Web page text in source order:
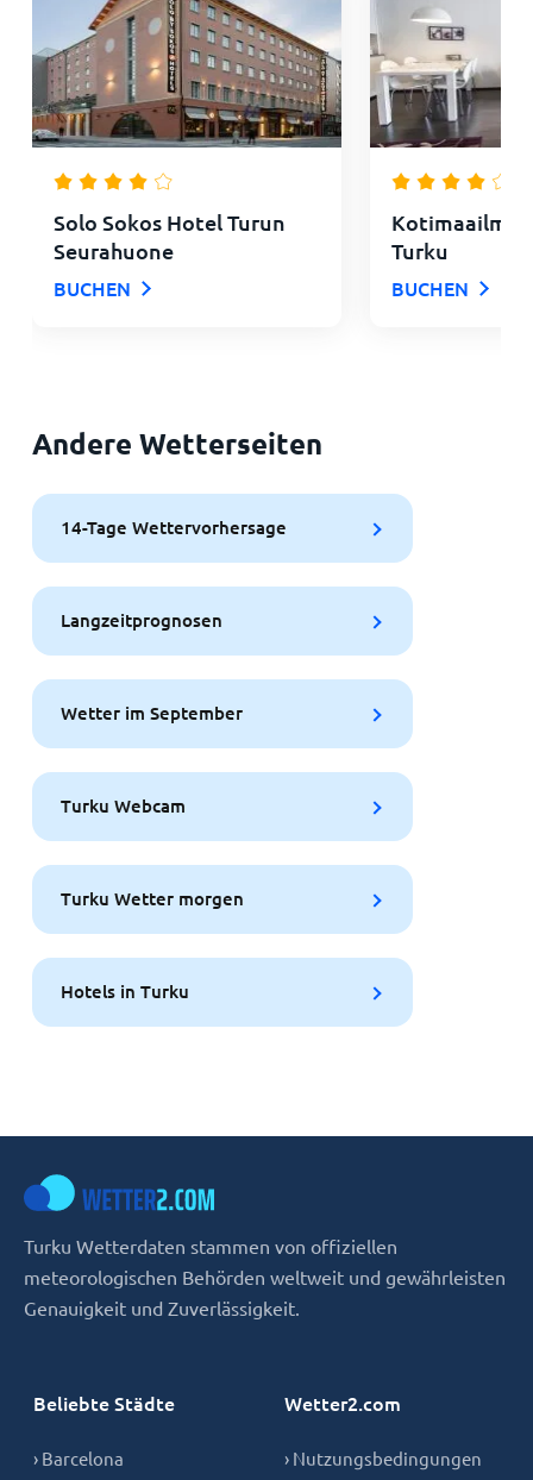
Solo Sokos Hotel Turun
Seurahuone
BUCHEN
Kotimaailma
Turku
BUCHEN
Andere Wetterseiten
14-Tage Wettervorhersage
Langzeitprognosen
Wetter im September
Turku Webcam
Turku Wetter morgen
Hotels in Turku
Turku Wetterdaten stammen von offiziellen
meteorologischen Behörden weltweit und gewährleisten
Genauigkeit und Zuverlässigkeit.
Beliebte Städte
› Barcelona
Wetter2.com
› Nutzungsbedingungen